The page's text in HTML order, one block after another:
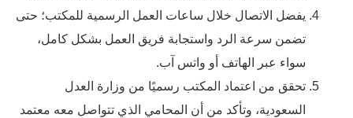
يفضل الاتصال خلال ساعات العمل الرسمية للمكتب؛ حتى
تضمن سرعة الرد واستجابة فريق العمل بشكل كامل،
سواء عبر الهاتف أو واتس آب.
تحقق من اعتماد المكتب رسميًا من وزارة العدل
السعودية، وتأكد من أن المحامي الذي تتواصل معه معتمد